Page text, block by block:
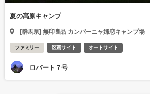
夏の高原キャンプ
[群馬県] 無印良品 カンパーニャ嬬恋キャンプ場
ファミリー 区画サイト オートサイト
ロバート７号